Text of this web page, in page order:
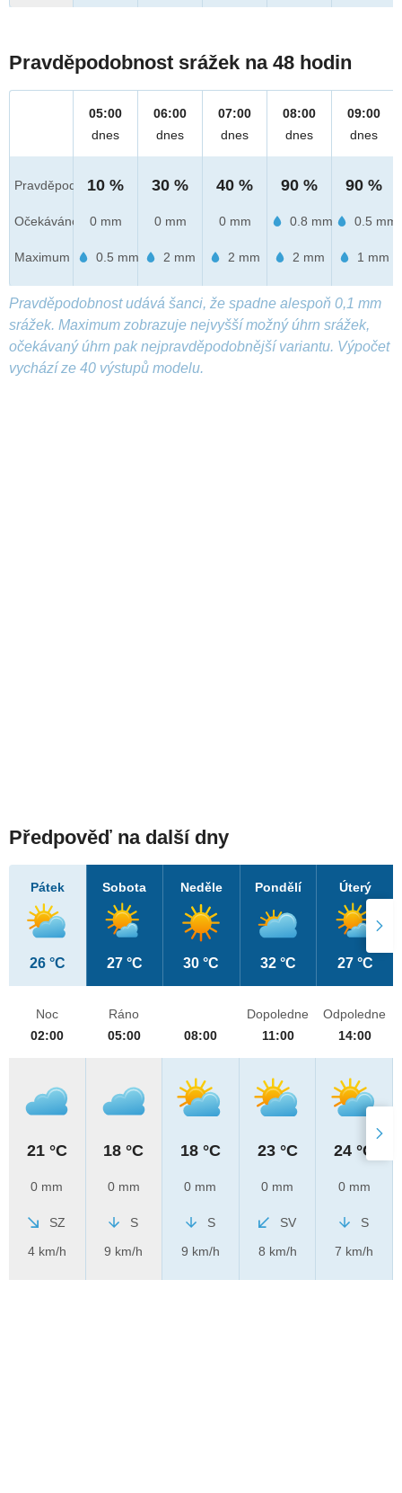
Pravděpodobnost srážek na 48 hodin
Pravděpod.
Očekáváno
Maximum
05:00
dnes
10 %
0 mm
0.5 mm
06:00
dnes
30 %
0 mm
2 mm
07:00
dnes
40 %
0 mm
2 mm
08:00
dnes
90 %
0.8 mm
2 mm
09:00
dnes
90 %
0.5 mm
1 mm
Pravděpodobnost udává šanci, že spadne alespoň 0,1 mm
srážek. Maximum zobrazuje nejvyšší možný úhrn srážek,
očekávaný úhrn pak nejpravděpodobnější variantu. Výpočet
vychází ze 40 výstupů modelu.
Předpověď na další dny
Pátek
26 °C
Sobota
27 °C
Neděle
30 °C
Pondělí
32 °C
Úterý
27 °C
Noc
02:00
21 °C
0 mm
SZ
4 km/h
Ráno
05:00
18 °C
0 mm
S
9 km/h
08:00
18 °C
0 mm
S
9 km/h
Dopoledne
11:00
23 °C
0 mm
SV
8 km/h
Odpoledne
14:00
24 °C
0 mm
S
7 km/h